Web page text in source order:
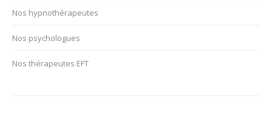
Nos hypnothérapeutes
Nos psychologues
Nos thérapeutes EFT